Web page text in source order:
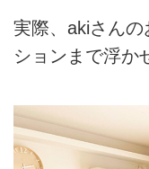
実際、akiさん
ションまで浮か